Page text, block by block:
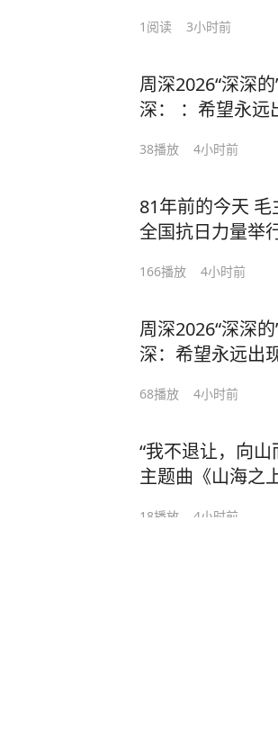
1 阅读 3小时前
周深2026“深深
深： ：希望永远
38播放 4小时前
81年前的今天
全国抗日力量举
166播放 4小时前
周深2026“深深
深：希望永远出
68播放 4小时前
“我不退让，向
主题曲《山海之
18播放 4小时前